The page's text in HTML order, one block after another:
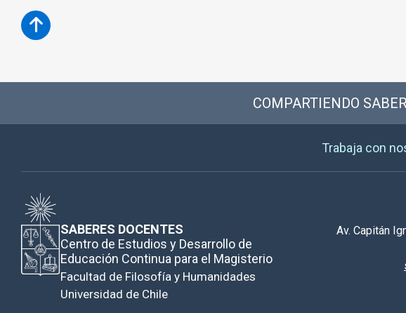
COMPARTIENDO
Trabaja con
SABERES DOCENTES
Centro de Estudios y Desarrollo de
Educación Continua para el Magisterio
Facultad de Filosofía y Humanidades
Universidad de Chile
Av. Capitán